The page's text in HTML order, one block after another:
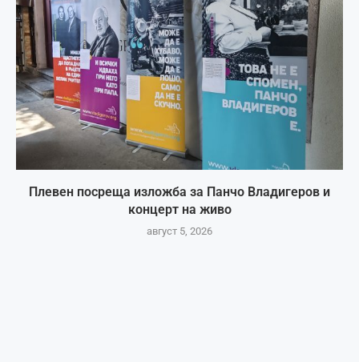
Плевен посреща изложба за Панчо Владигеров и
концерт на живо
август 5, 2026